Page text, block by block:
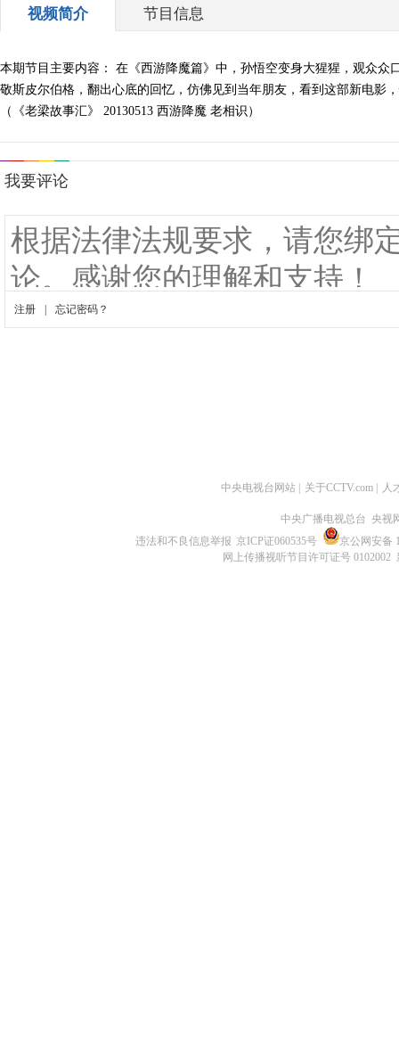
视频简介 节目信息
本期节目主要内容： 在《西游降魔篇》中，孙悟空变身大猩猩，观众
敬斯皮尔伯格，翻出心底的回忆，仿佛见到当年朋友，看到这部新电影
（《老梁故事汇》 20130513 西游降魔 老相识）
中央电视台网站 关于CCTV.com 人
中央广播电视总台 央视
违法和不良信息举报 京ICP证060535号
京公网安备
网上传播视听节目许可证号 0102002